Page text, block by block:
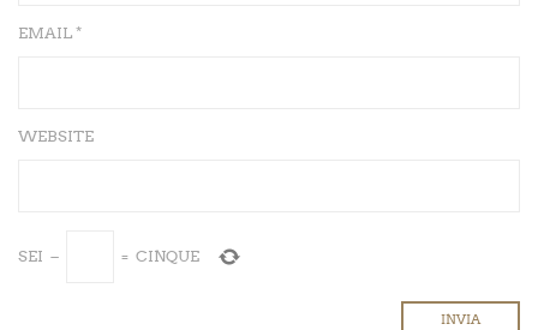
EMAIL *
WEBSITE
SEI − = CINQUE